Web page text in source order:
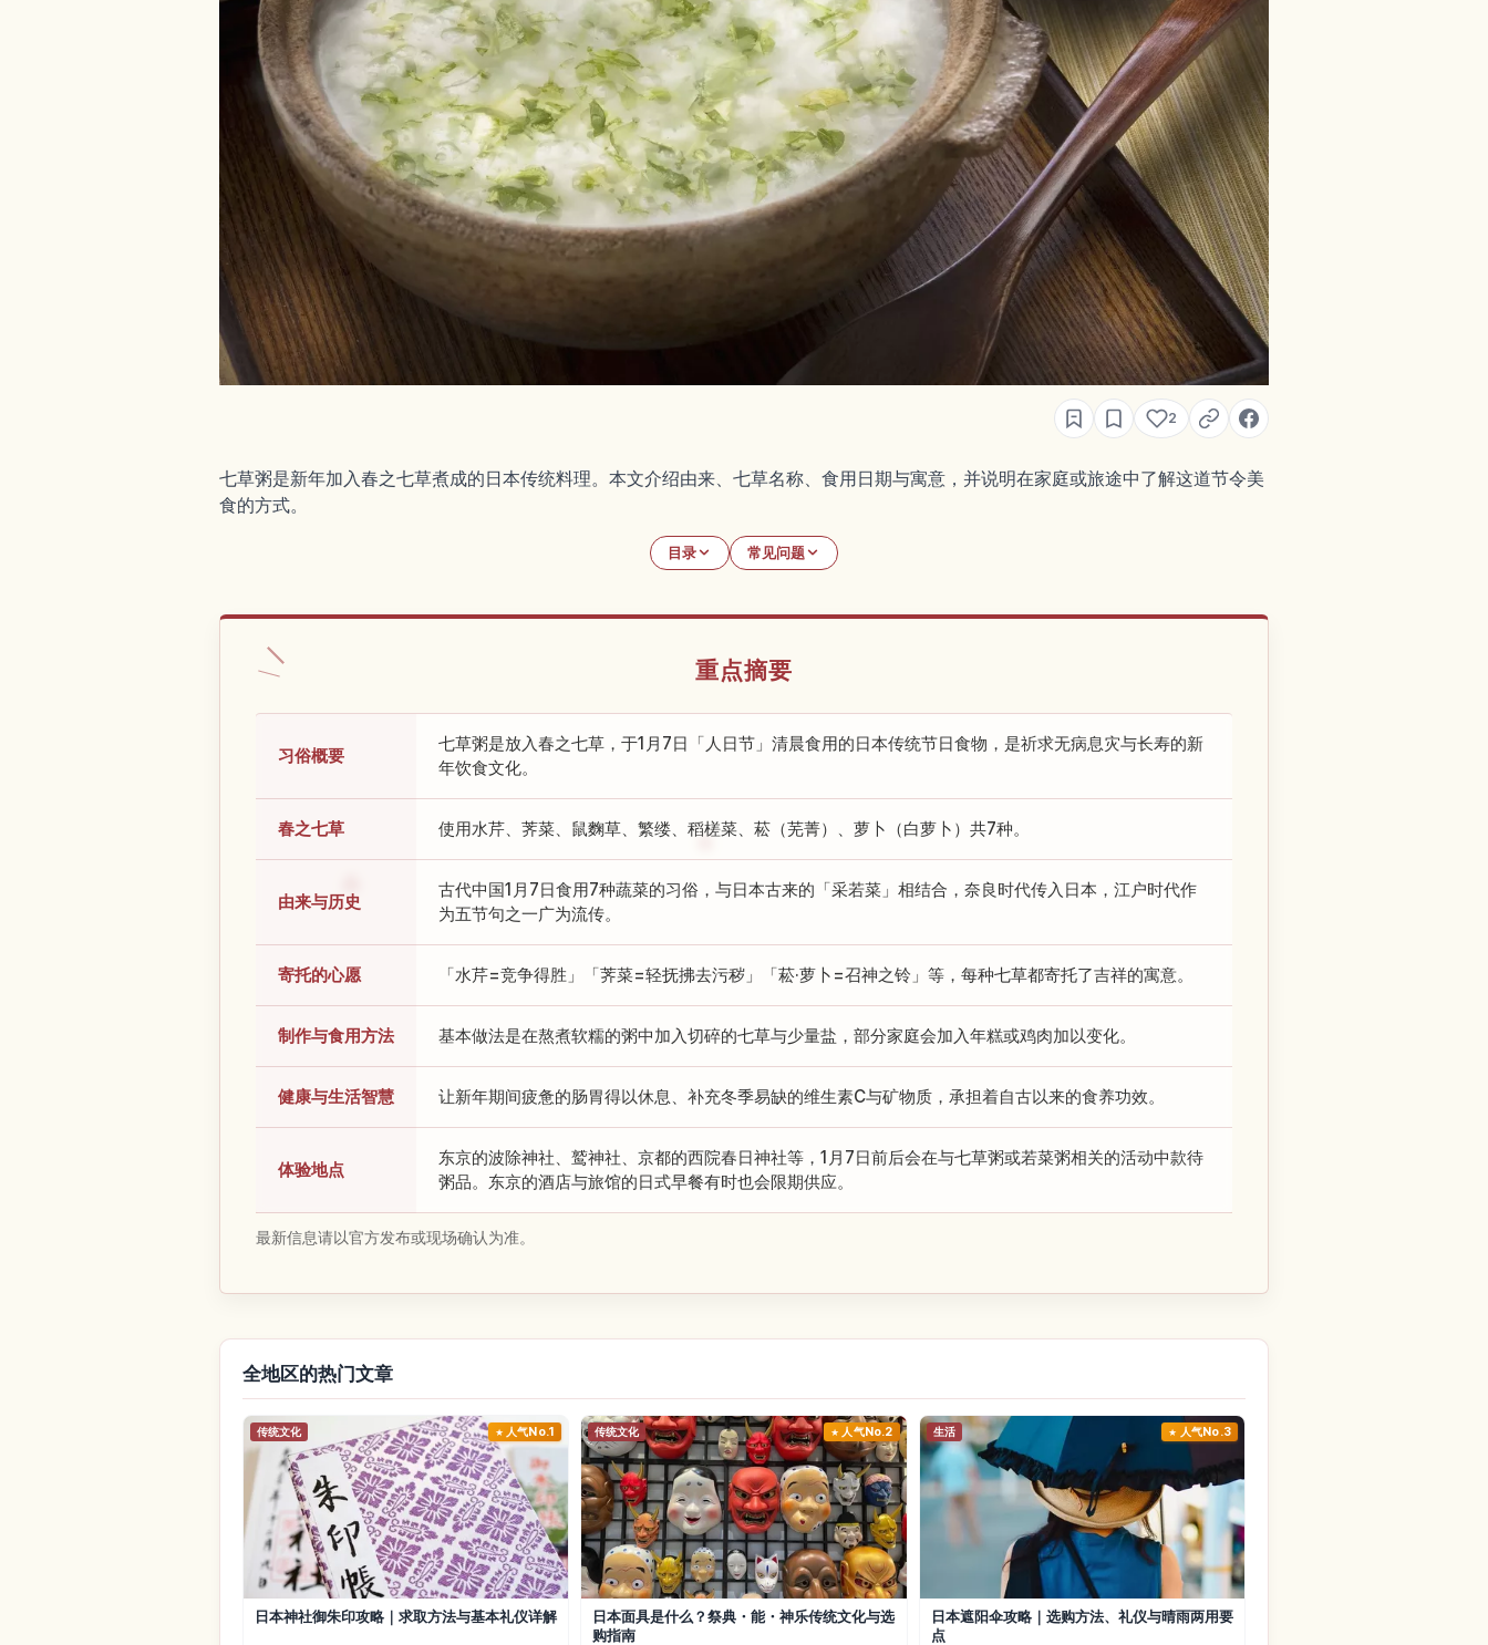
2
七草粥是新年加入春之七草煮成的日本传统料理。本文介绍由来、七草名称、食用日期与寓意，并说明在家庭或旅途中了解这道节令美
食的方式。
目录 常见问题
重点摘要
习俗概要
七草粥是放入春之七草，于1月7日「人日节」清晨食用的日本传统节日食物，是祈求无病息灾与长寿的新
年饮食文化。
春之七草 使用水芹、荠菜、鼠麴草、繁缕、稻槎菜、菘（芜菁）、萝卜（白萝卜）共7种。
由来与历史
古代中国1月7日食用7种蔬菜的习俗，与日本古来的「采若菜」相结合，奈良时代传入日本，江户时代作
为五节句之一广为流传。
寄托的心愿 「水芹=竞争得胜」「荠菜=轻抚拂去污秽」「菘·萝卜=召神之铃」等，每种七草都寄托了吉祥的寓意。
制作与食用方法 基本做法是在熬煮软糯的粥中加入切碎的七草与少量盐，部分家庭会加入年糕或鸡肉加以变化。
健康与生活智慧 让新年期间疲惫的肠胃得以休息、补充冬季易缺的维生素C与矿物质，承担着自古以来的食养功效。
体验地点
东京的波除神社、鹫神社、京都的西院春日神社等，1月7日前后会在与七草粥或若菜粥相关的活动中款待
粥品。东京的酒店与旅馆的日式早餐有时也会限期供应。
最新信息请以官方发布或现场确认为准。
全地区的热门文章
传统文化 人气No.1
日本神社御朱印攻略｜求取方法与基本礼仪详解
传统文化 人气No.2
日本面具是什么？祭典・能・神乐传统文化与选
购指南
生活 人气No.3
日本遮阳伞攻略｜选购方法、礼仪与晴雨两用要
点